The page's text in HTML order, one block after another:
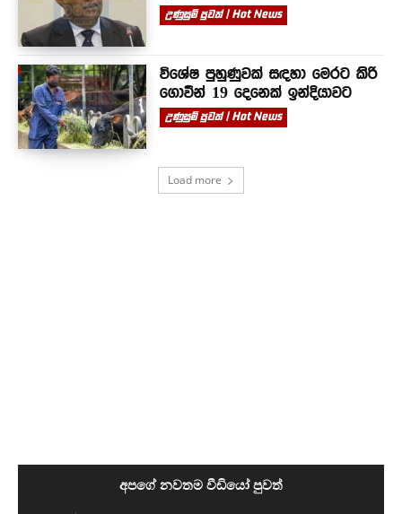
උණුසුම් පුවත් | Hot News
විශේෂ පුහුණුවක් සඳහා මෙරට කිරි
ගොවීන් 19 දෙනෙක් ඉන්දියාවට
උණුසුම් පුවත් | Hot News
Load more
අපගේ නවතම වීඩියෝ පුවත්